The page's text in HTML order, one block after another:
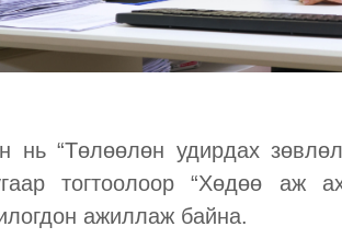
нь “Төлөөлөн удирдах
тогтоолоор “Хөдөө аж
ажиллаж байна.